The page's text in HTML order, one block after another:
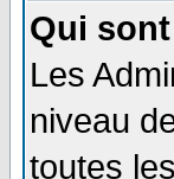
Qui
Les
niveau
toutes